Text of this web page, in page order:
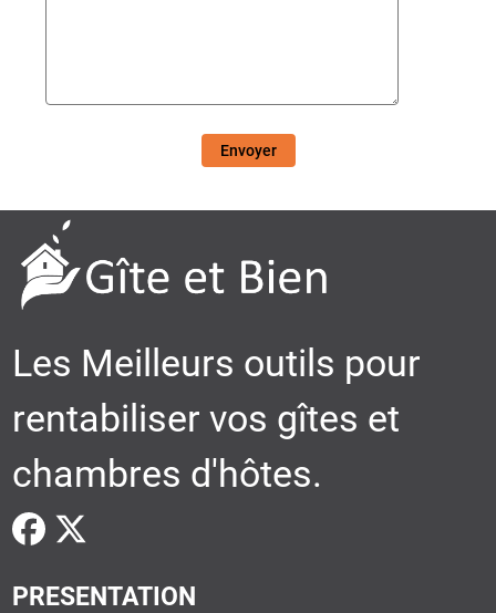
Envoyer
Les Meilleurs outils pour
rentabiliser vos gîtes et
chambres d'hôtes.
PRESENTATION